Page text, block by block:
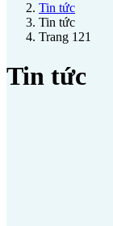
Tin tức
Tin tức
Trang 121
Tin tức